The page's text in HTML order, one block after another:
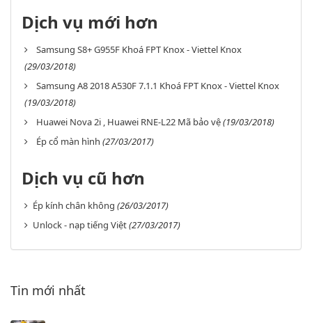
Dịch vụ mới hơn
Samsung S8+ G955F Khoá FPT Knox - Viettel Knox
(29/03/2018)
Samsung A8 2018 A530F 7.1.1 Khoá FPT Knox - Viettel Knox
(19/03/2018)
Huawei Nova 2i , Huawei RNE-L22 Mã bảo vệ(19/03/2018)
Ép cổ màn hình (27/03/2017)
Dịch vụ cũ hơn
Ép kính chân không (26/03/2017)
Unlock - nạp tiếng Việt(27/03/2017)
Tin mới nhất